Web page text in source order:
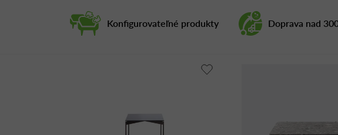
Konfigurovateľné produkty Doprava nad